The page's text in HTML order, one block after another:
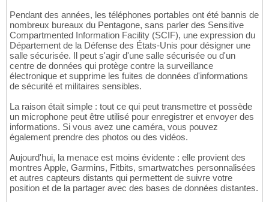
Pendant des années, les téléphones portables ont été bannis de
nombreux bureaux du Pentagone, sans parler des Sensitive
Compartmented Information Facility (SCIF), une expression du
Département de la Défense des États-Unis pour désigner une
salle sécurisée. Il peut s'agir d'une salle sécurisée ou d'un
centre de données qui protège contre la surveillance
électronique et supprime les fuites de données d'informations
de sécurité et militaires sensibles.
La raison était simple : tout ce qui peut transmettre et possède
un microphone peut être utilisé pour enregistrer et envoyer des
informations. Si vous avez une caméra, vous pouvez
également prendre des photos ou des vidéos.
Aujourd'hui, la menace est moins évidente : elle provient des
montres Apple, Garmins, Fitbits, smartwatches personnalisées
et autres capteurs distants qui permettent de suivre votre
position et de la partager avec des bases de données distantes.